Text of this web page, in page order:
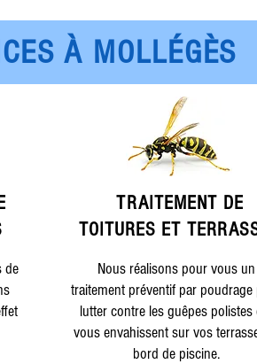
À MOLLÉGÈS
de
TRAITEMENT DE
TOITURES ET
Nous réalisons pour vous un
traitement préventif par
lutter contre les guêpes polistes
vous envahissent sur vos
bord de piscine.